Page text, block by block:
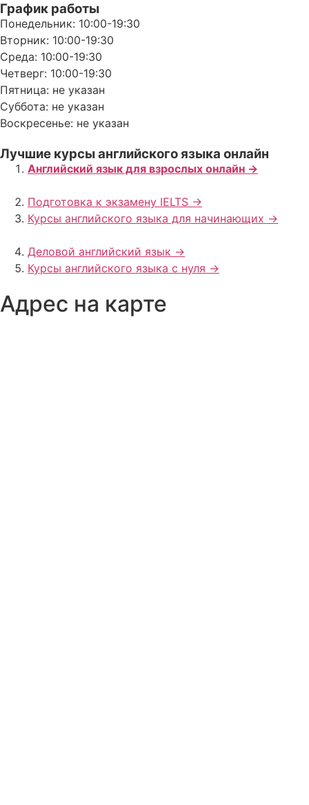
График работы
Понедельник: 10:00-19:30
Вторник: 10:00-19:30
Среда: 10:00-19:30
Четверг: 10:00-19:30
Пятница: не указан
Суббота: не указан
Воскресенье: не указан
Лучшие курсы английского языка онлайн
Английский язык для взрослых онлайн ->
Подготовка к экзамену IELTS ->
Курсы английского языка для начинающих ->
Деловой английский язык ->
Курсы английского языка с нуля ->
Адрес на карте